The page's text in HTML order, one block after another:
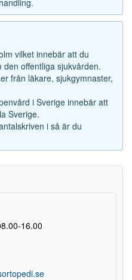
vilket innebär att du
offentliga sjukvården.
från läkare, sjukgymnaster,
i Sverige innebär att
Sverige.
i så är du
16.00